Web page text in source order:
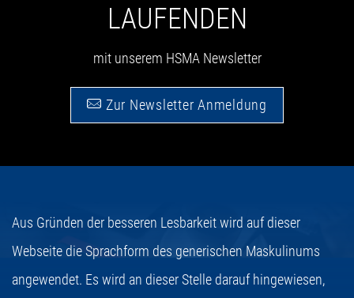
LAUFENDEN
mit unserem HSMA Newsletter
Zur Newsletter Anmeldung
Aus Gründen der besseren Lesbarkeit wird auf dieser
Webseite die Sprachform des generischen Maskulinums
angewendet. Es wird an dieser Stelle darauf hingewiesen,